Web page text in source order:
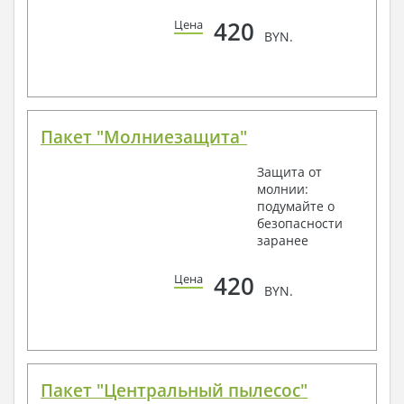
Цена 420 BYN.
Пакет "Молниезащита"
Защита от
молнии:
подумайте о
безопасности
заранее
Цена 420 BYN.
Пакет "Центральный пылесос"